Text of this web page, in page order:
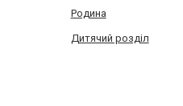
Родина
Дитячий розділ